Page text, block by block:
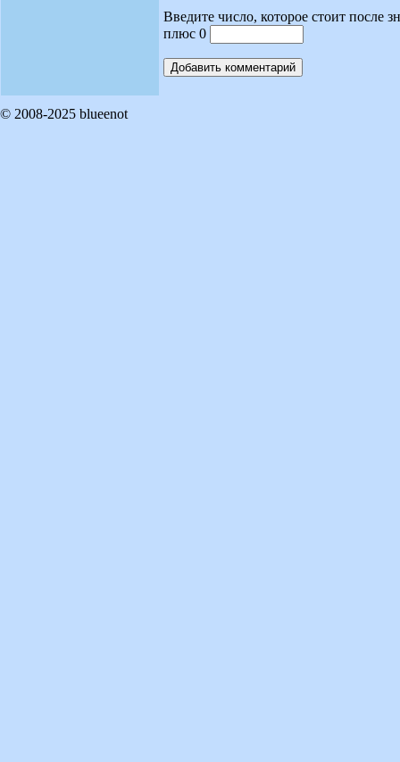
Введите число, которое стоит после
плюс 0
© 2008-2025 blueenot